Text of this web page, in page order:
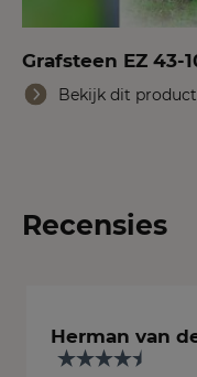
Grafsteen EZ 43-
Bekijk dit product
Recensies
Herman van